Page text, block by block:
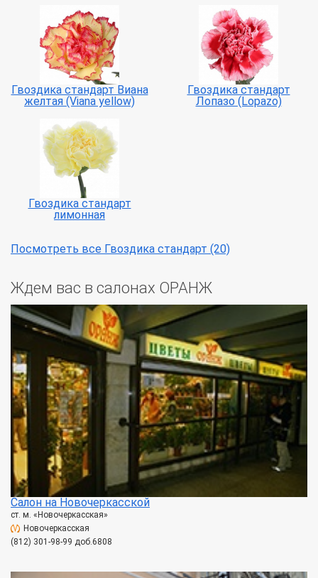
Гвоздика стандарт Виана
желтая (Viana yellow)
Гвоздика стандарт
Лопазо (Lopazo)
Гвоздика стандарт
лимонная
Посмотреть все Гвоздика стандарт (20)
Ждем вас в салонах ОРАНЖ
Салон на Новочеркасской
ст. м. «Новочеркасская»
Новочеркасская
(812) 301-98-99 доб.6808